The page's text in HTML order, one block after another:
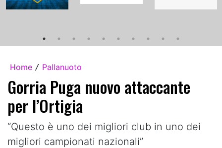
Home / Pallanuoto
Gorria Puga nuovo attaccante
per l’Ortigia
“Questo è uno dei migliori club in uno dei
migliori campionati nazionali”